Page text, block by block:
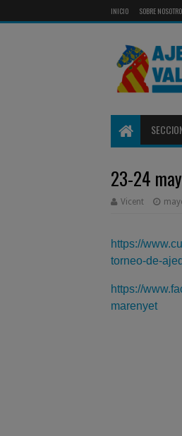
INICIO SOBRE
23-24
Vicent
https://
torneo-de-
https://
marenyet